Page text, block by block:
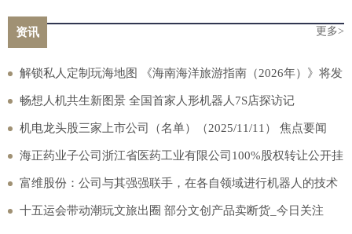
资讯 更多>
解锁私人定制玩海地图 《海南海洋旅游指南（2026年）》将发
布
畅想人机共生新图景 全国首家人形机器人7S店探访记
机电龙头股三家上市公司（名单）（2025/11/11） 焦点要闻
海正药业子公司浙江省医药工业有限公司100%股权转让公开挂
牌_头条焦点
富维股份：公司与其强强联手，在各自领域进行机器人的技术
突破，为合作共赢的模式
十五运会带动潮玩文旅出圈 部分文创产品卖断货_今日关注